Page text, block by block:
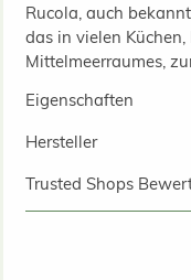
Rucola, auch
das in vielen
Mittelmeerraumes,
Eigenschaften
Hersteller
Trusted Shops